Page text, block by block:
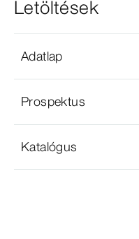
Letöltések
Adatlap
Prospektus
Katalógus